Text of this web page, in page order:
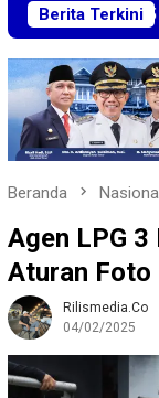
Berita Terkini
5 Medali di
Beranda
Agen LPG
Aturan Foto
Rilismedia.co
04/02/2025